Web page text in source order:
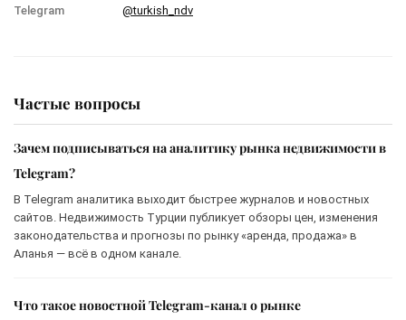
Telegram @turkish_ndv
Частые вопросы
Зачем подписываться на аналитику рынка недвижимости в
Telegram?
В Telegram аналитика выходит быстрее журналов и новостных
сайтов. Недвижимость Турции публикует обзоры цен, изменения
законодательства и прогнозы по рынку «аренда, продажа» в
Аланья — всё в одном канале.
Что такое новостной Telegram-канал о рынке